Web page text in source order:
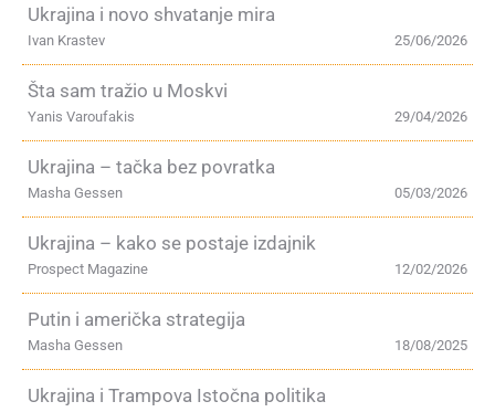
Ukrajina i novo shvatanje mira
25/06/2026
Ivan Krastev
Šta sam tražio u Moskvi
29/04/2026
Yanis Varoufakis
Ukrajina – tačka bez povratka
05/03/2026
Masha Gessen
Ukrajina – kako se postaje izdajnik
12/02/2026
Prospect Magazine
Putin i američka strategija
18/08/2025
Masha Gessen
Ukrajina i Trampova Istočna politika